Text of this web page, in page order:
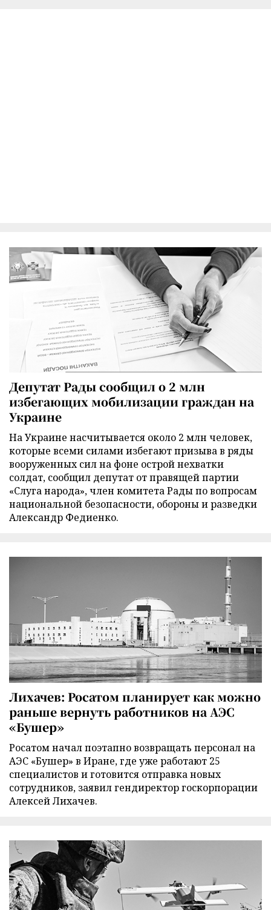
Депутат Рады сообщил о 2 млн
избегающих мобилизации граждан на
Украине
На Украине насчитывается около 2 млн человек,
которые всеми силами избегают призыва в ряды
вооруженных сил на фоне острой нехватки
солдат, сообщил депутат от правящей партии
«Слуга народа», член комитета Рады по вопросам
национальной безопасности, обороны и разведки
Александр Федиенко.
Лихачев: Росатом планирует как можно
раньше вернуть работников на АЭС
«Бушер»
Росатом начал поэтапно возвращать персонал на
АЭС «Бушер» в Иране, где уже работают 25
специалистов и готовится отправка новых
сотрудников, заявил гендиректор госкорпорации
Алексей Лихачев.